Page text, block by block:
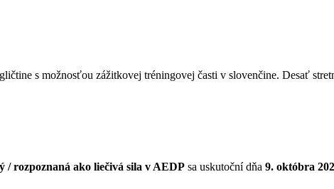
s možnosťou zážitkovej tréningovej časti v slovenčine. Desať
rozpoznaná ako liečivá sila v AEDP sa uskutoční dňa 9. októbra